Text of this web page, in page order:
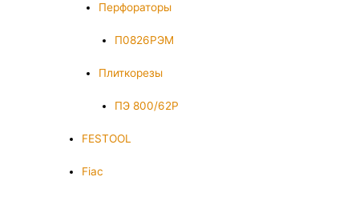
Перфораторы
П0826РЭМ
Плиткорезы
ПЭ 800/62Р
FESTOOL
Fiac